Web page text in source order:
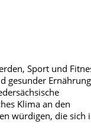
Sport und
gesunder Ernährung
Klima an den
würdigen, die sich